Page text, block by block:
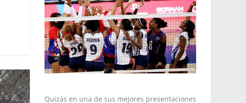
Quizás en una de sus mejores presentaciones